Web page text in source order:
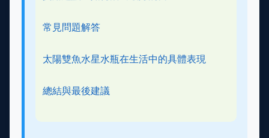
常見問題解答
太陽雙魚水星水瓶在生活中的具體表現
總結與最後建議